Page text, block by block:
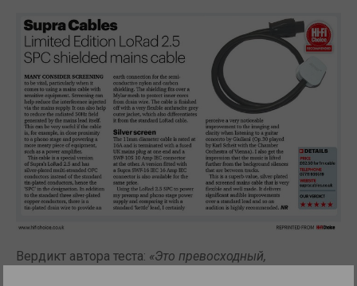
Вердикт автора теста: «Это превосходный,